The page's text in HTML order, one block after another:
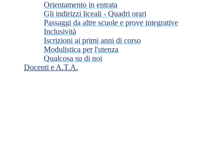
Orientamento in entrata
Gli indirizzi liceali - Quadri orari
Passaggi da altre scuole e prove integrative
Inclusività
Iscrizioni ai primi anni di corso
Modulistica per l'utenza
Qualcosa su di noi
Docenti e A.T.A.